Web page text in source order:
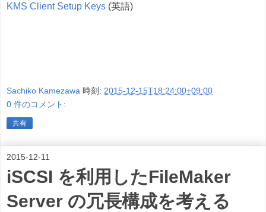
KMS Client Setup Keys (英語)
Sachiko Kamezawa 時刻: 2015-12-15T18:24:00+09:00
0 件のコメント:
共有
2015-12-11
iSCSI を利用したFileMaker
Server の冗長構成を考える